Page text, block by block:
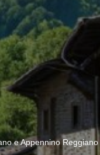
e Appennino Reggiano